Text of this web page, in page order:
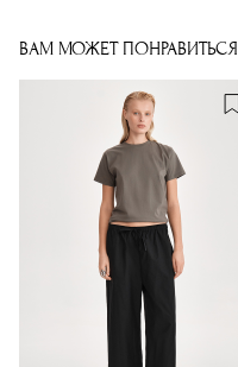
ВАМ МОЖЕТ ПОНРАВИТЬСЯ